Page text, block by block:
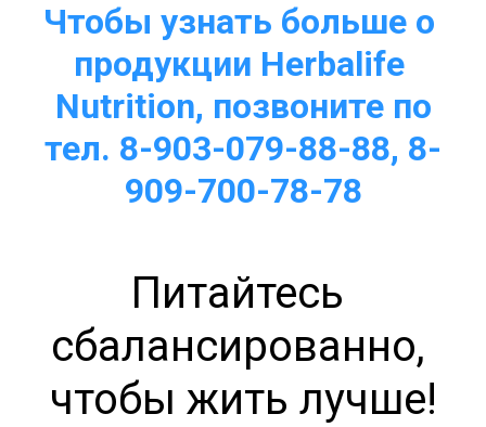
Чтобы узнать больше о
продукции Herbalife
Nutrition, позвоните по
тел. 8-903-079-88-88, 8-
909-700-78-78
Питайтесь
сбалансированно,
чтобы жить лучше!